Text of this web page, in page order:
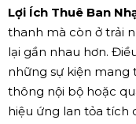
Lợi Ích Thuê Ban
thanh mà còn ở trải
lại gần nhau hơn.
những sự kiện mang
thông nội bộ hoặc
hiệu ứng lan tỏa tích